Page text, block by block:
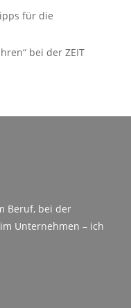
für die
bei der ZEIT
Beruf, bei der
Unternehmen – ich